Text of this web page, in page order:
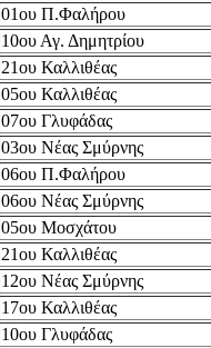
01ου Π.Φαλήρου
10ου Αγ. Δημητρίου
21ου Καλλιθέας
05ου Καλλιθέας
07ου Γλυφάδας
03ου Νέας Σμύρνης
06ου Π.Φαλήρου
06ου Νέας Σμύρνης
05ου Μοσχάτου
21ου Καλλιθέας
12ου Νέας Σμύρνης
17ου Καλλιθέας
10ου Γλυφάδας